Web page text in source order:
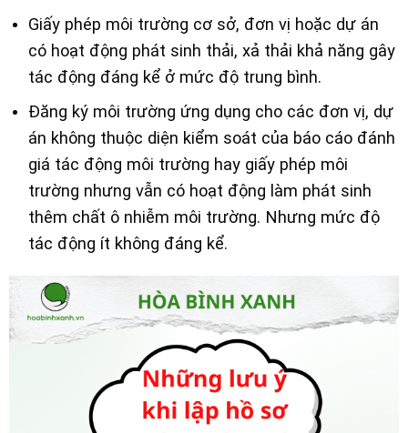
Giấy phép môi trường cơ sở, đơn vị hoặc dự án
có hoạt động phát sinh thải, xả thải khả năng gây
tác động đáng kể ở mức độ trung bình.
Đăng ký môi trường ứng dụng cho các đơn vị, dự
án không thuộc diện kiểm soát của báo cáo đánh
giá tác động môi trường hay giấy phép môi
trường nhưng vẫn có hoạt động làm phát sinh
thêm chất ô nhiễm môi trường. Nhưng mức độ
tác động ít không đáng kể.